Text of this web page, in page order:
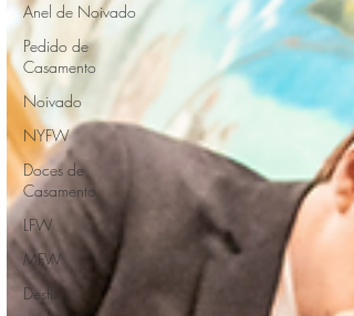
Anel de Noivado
Pedido de
Casamento
Noivado
NYFW
Doces de
Casamento
LFW
MFW
Desfiles